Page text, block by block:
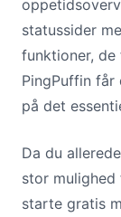
statussider
funktioner, de
PingPuffin
på det
Da du
stor mulighed
starte gratis